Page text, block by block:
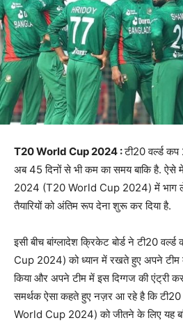
T20 World Cup 2024 :टी20 वर्ल्ड
अब 45 दिनों से भी कम का समय बाकि है. ऐसे
2024 (T20 World Cup 2024) में भाग ले
तैयारियों को अंतिम रूप देना शुरू कर दिया है.
इसी बीच बांग्लादेश क्रिकेट बोर्ड ने टी20
Cup 2024) को ध्यान में रखते हुए अपने टीम
किया और अपने टीम में इस दिग्गज की एंट्री
समर्थक ऐसा कहते हुए नज़र आ रहे है कि
World Cup 2024) को जीतने के लिए यह